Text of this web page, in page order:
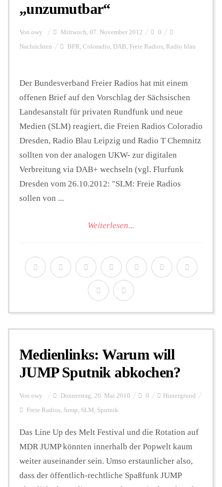
„unzumutbar“
Von owy Mittwoch, 07. November 2012 0
Nachrichten BFR, Coloradio, DAB, Freie Radios, Radio blau
Der Bundesverband Freier Radios hat mit einem
offenen Brief auf den Vorschlag der Sächsischen
Landesanstalt für privaten Rundfunk und neue
Medien (SLM) reagiert, die Freien Radios Coloradio
Dresden, Radio Blau Leipzig und Radio T Chemnitz
sollten von der analogen UKW- zur digitalen
Verbreitung via DAB+ wechseln (vgl. Flurfunk
Dresden vom 26.10.2012: "SLM: Freie Radios
sollen von ...
Weiterlesen...
Medienlinks: Warum will
JUMP Sputnik abkochen?
Von owy Donnerstag, 20. Mai 2010 0 Hintergrund
Freie Radios, Jump, SLM, Sputnik
Das Line Up des Melt Festival und die Rotation auf
MDR JUMP könnten innerhalb der Popwelt kaum
weiter auseinander sein. Umso erstaunlicher also,
dass der öffentlich-rechtliche Spaßfunk JUMP